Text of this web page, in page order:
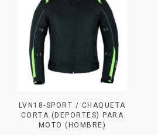
LVN18-SPORT / CHAQUETA
CORTA (DEPORTES) PARA
MOTO (HOMBRE)